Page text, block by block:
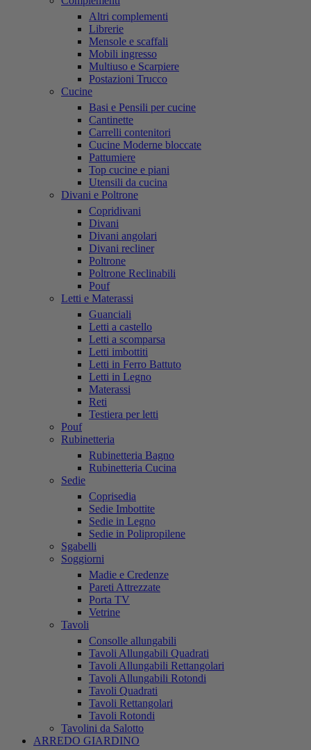
Altri complementi
Librerie
Mensole e scaffali
Mobili ingresso
Multiuso e Scarpiere
Postazioni Trucco
Cucine
Basi e Pensili per cucine
Cantinette
Carrelli contenitori
Cucine Moderne bloccate
Pattumiere
Top cucine e piani
Utensili da cucina
Divani e Poltrone
Copridivani
Divani
Divani angolari
Divani recliner
Poltrone
Poltrone Reclinabili
Pouf
Letti e Materassi
Guanciali
Letti a castello
Letti a scomparsa
Letti imbottiti
Letti in Ferro Battuto
Letti in Legno
Materassi
Reti
Testiera per letti
Pouf
Rubinetteria
Rubinetteria Bagno
Rubinetteria Cucina
Sedie
Coprisedia
Sedie Imbottite
Sedie in Legno
Sedie in Polipropilene
Sgabelli
Soggiorni
Madie e Credenze
Pareti Attrezzate
Porta TV
Vetrine
Tavoli
Consolle allungabili
Tavoli Allungabili Quadrati
Tavoli Allungabili Rettangolari
Tavoli Allungabili Rotondi
Tavoli Quadrati
Tavoli Rettangolari
Tavoli Rotondi
Tavolini da Salotto
ARREDO GIARDINO